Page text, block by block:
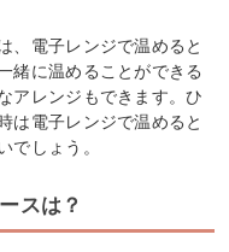
、電子レンジで温めると
緒に温めることができる
アレンジもできます。ひ
は電子レンジで温めると
でしょう。
スは？